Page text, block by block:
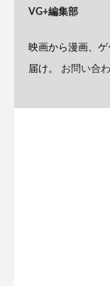
VG+編集部
映画から漫画、
届け。 お問い合